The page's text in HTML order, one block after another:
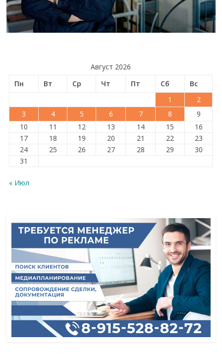
Август 2026
Пн
Вт Ср Чт Пт Сб
Вс
1
2
3
4 5 6 7 8
9
10
11 12 13 14 15
16
17
18 19 20 21 22
23
24
25 26 27 28 29
30
31
« Июл